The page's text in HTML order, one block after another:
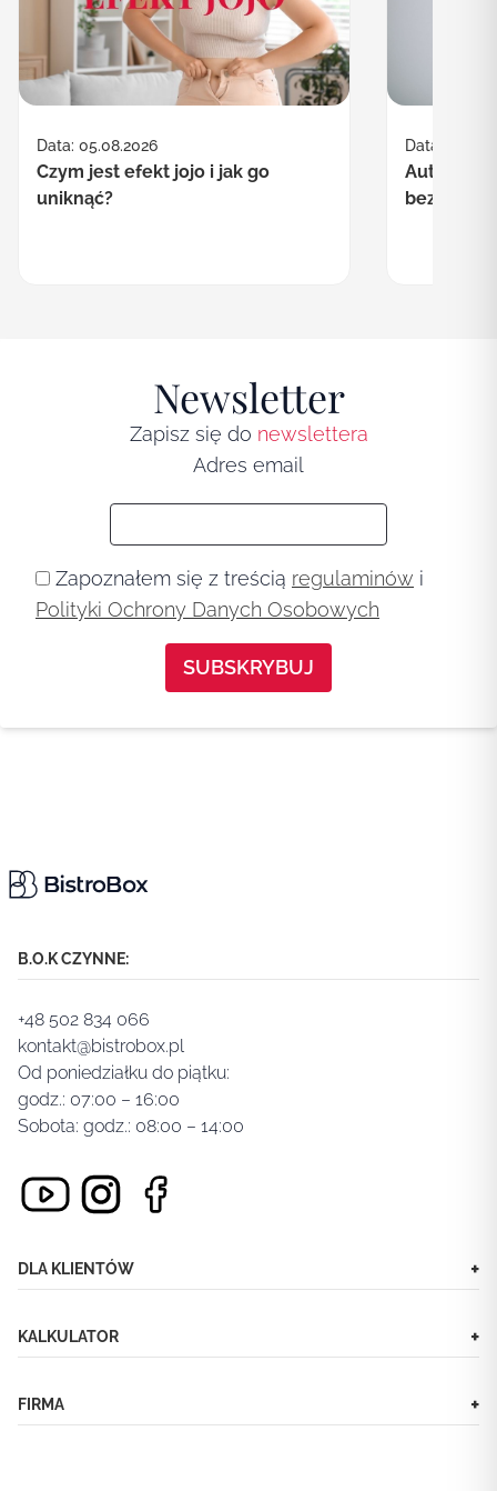
Data: 05.08.2026
Czym jest efekt jojo i jak go
uniknąć?
Data:
Autofagia
Newsletter
Zapisz się do newslettera
Adres email
Zapoznałem się z treścią regulaminów i
Polityki Ochrony Danych Osobowych
B.O.K CZYNNE:
+48 502 834 066
kontakt@bistrobox.pl
Od poniedziałku do piątku:
godz.: 07:00 – 16:00
Sobota: godz.: 08:00 – 14:00
DLA KLIENTÓW +
KALKULATOR +
FIRMA +